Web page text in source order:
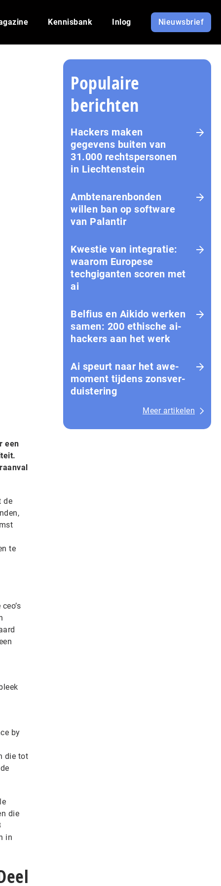
Kennisbank Inlog Nieuwsbrief
een
de
te
by
die tot
die
in
Populaire
berichten
Hackers maken
gegevens buiten van
31.000 rechtspersonen
in Liechtenstein
Amb­te­na­ren­bon­den
willen ban op software
van Palantir
Kwestie van integratie:
waarom Europese
techgiganten scoren met
ai
Belfius en Aikido werken
samen: 200 ethische ai-
hackers aan het werk
Ai speurt naar het awe-
moment tijdens zons­ver­
duis­te­ring
Meer artikelen